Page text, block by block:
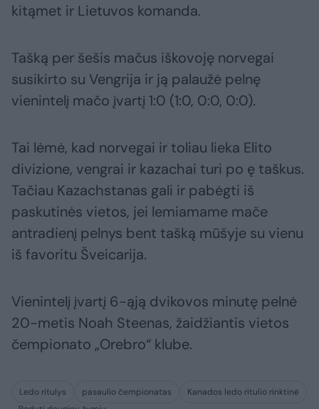
kitąmet ir Lietuvos komanda.
Tašką per šešis mačus iškovoję norvegai
susikirto su Vengrija ir ją palaužė pelnę
vienintelį mačo įvartį 1:0 (1:0, 0:0, 0:0).
Tai lėmė, kad norvegai ir toliau lieka Elito
divizione, vengrai ir kazachai turi po ę taškus.
Tačiau Kazachstanas gali ir pabėgti iš
paskutinės vietos, jei lemiamame mače
antradienį pelnys bent tašką mūšyje su vienu
iš favoritu Šveicarija.
Vienintelį įvartį 6-ąją dvikovos minutę pelnė
20-metis Noah Steenas, žaidžiantis vietos
čempionato „Orebro“ klube.
Ledo ritulys pasaulio čempionatas
Kanados ledo ritulio rinktinė